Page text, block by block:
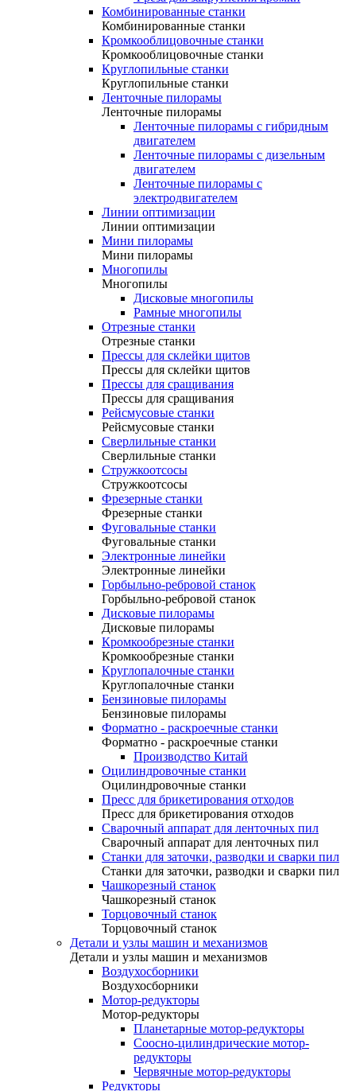
Комбинированные станки
Комбинированные станки
Кромкооблицовочные станки
Кромкооблицовочные станки
Круглопильные станки
Круглопильные станки
Ленточные пилорамы
Ленточные пилорамы
Ленточные пилорамы с гибридным
двигателем
Ленточные пилорамы с дизельным
двигателем
Ленточные пилорамы с
электродвигателем
Линии оптимизации
Линии оптимизации
Мини пилорамы
Мини пилорамы
Многопилы
Многопилы
Дисковые многопилы
Рамные многопилы
Отрезные станки
Отрезные станки
Прессы для склейки щитов
Прессы для склейки щитов
Прессы для сращивания
Прессы для сращивания
Рейсмусовые станки
Рейсмусовые станки
Сверлильные станки
Сверлильные станки
Стружкоотсосы
Стружкоотсосы
Фрезерные станки
Фрезерные станки
Фуговальные станки
Фуговальные станки
Электронные линейки
Электронные линейки
Горбыльно-ребровой станок
Горбыльно-ребровой станок
Дисковые пилорамы
Дисковые пилорамы
Кромкообрезные станки
Кромкообрезные станки
Круглопалочные станки
Круглопалочные станки
Бензиновые пилорамы
Бензиновые пилорамы
Форматно - раскроечные станки
Форматно - раскроечные станки
Производство Китай
Оцилиндровочные станки
Оцилиндровочные станки
Пресс для брикетирования отходов
Пресс для брикетирования отходов
Сварочный аппарат для ленточных пил
Сварочный аппарат для ленточных пил
Станки для заточки, разводки и сварки пил
Станки для заточки, разводки и сварки пил
Чашкорезный станок
Чашкорезный станок
Торцовочный станок
Торцовочный станок
Детали и узлы машин и механизмов
Детали и узлы машин и механизмов
Воздухосборники
Воздухосборники
Мотор-редукторы
Мотор-редукторы
Планетарные мотор-редукторы
Соосно-цилиндрические мотор-
редукторы
Червячные мотор-редукторы
Редукторы